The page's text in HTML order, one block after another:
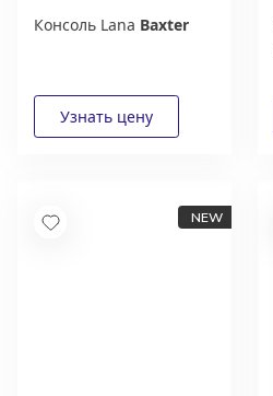
Консоль Lana Baxter